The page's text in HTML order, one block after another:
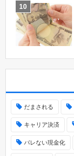
だまされる
キャリア決済
バレない現金化